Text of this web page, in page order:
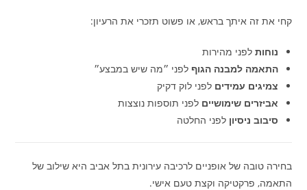
קחי את זה איתך בראש, או פשוט תזכרי את הרעיון:
נוחות לפני מהירות
התאמה למבנה הגוף לפני ״מה שיש במבצע״
צמיגים עמידים לפני לוק דקיק
אביזרים שימושיים לפני תוספות נוצצות
סיבוב ניסיון לפני החלטה
בחירה טובה של אופניים לרכיבה עירונית בתל אביב היא שילוב של
התאמה, פרקטיקה וקצת טעם אישי.